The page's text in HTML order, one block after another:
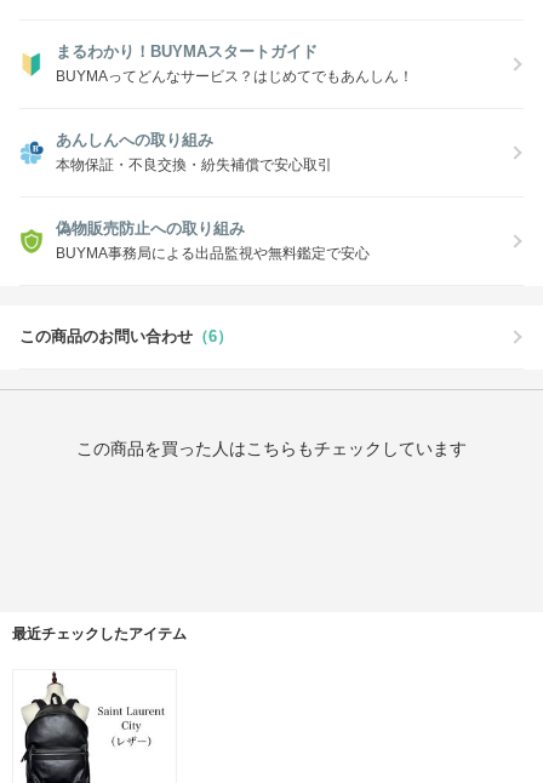
まるわかり！BUYMAスタートガイド
BUYMAってどんなサービス？はじめてでもあんしん！
あんしんへの取り組み
本物保証・不良交換・紛失補償で安心取引
偽物販売防止への取り組み
BUYMA事務局による出品監視や無料鑑定で安心
この商品のお問い合わせ （6）
この商品を買った人はこちらもチェックしています
最近チェックしたアイテム